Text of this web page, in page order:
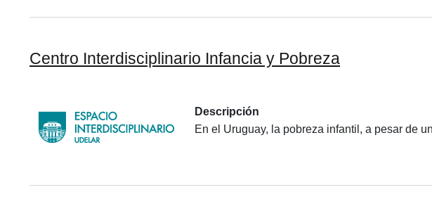
Centro Interdisciplinario Infancia y Pobreza
Descripción
En el Uruguay, la pobreza infantil, a pesar de